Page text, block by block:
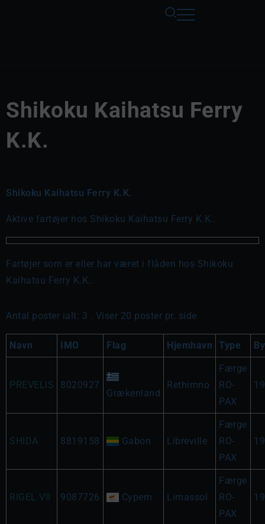
Shikoku Kaihatsu Ferry
K.K.
Shikoku Kaihatsu Ferry K.K.
Aktive fartøjer hos Shikoku Kaihatsu Ferry K.K..
Fartøjer som er eller har været i flåden hos Shikoku
Kaihatsu Ferry K.K..
Antal poster ialt: 3 . Viser 20 poster pr. side
Navn IMO Flag Hjemhavn Type
PREVELIS 8020927
Grækenland
Rethimno
Færge
RO-
PAX
SHIDA 8819158 Gabon Libreville
Færge
RO-
PAX
RIGEL VII 9087726 Cypern Limassol
Færge
RO-
PAX